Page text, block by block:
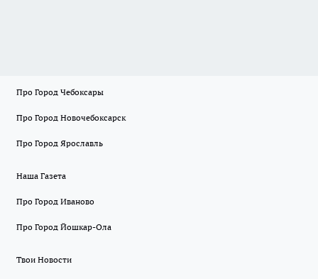
Про Город Чебоксары
Про Город Новочебоксарск
Про Город Ярославль
Наша Газета
Про Город Иваново
Про Город Йошкар-Ола
Твои Новости